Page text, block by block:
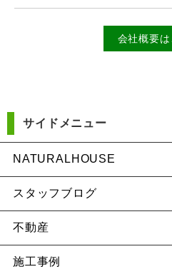
会社概要は
サイドメニュー
NATURALHOUSE (
スタッフブログ
不動産
施工事例